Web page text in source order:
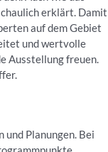
erklärt. Damit
auf dem Gebiet
und wertvolle
Ausstellung freuen.
Planungen. Bei